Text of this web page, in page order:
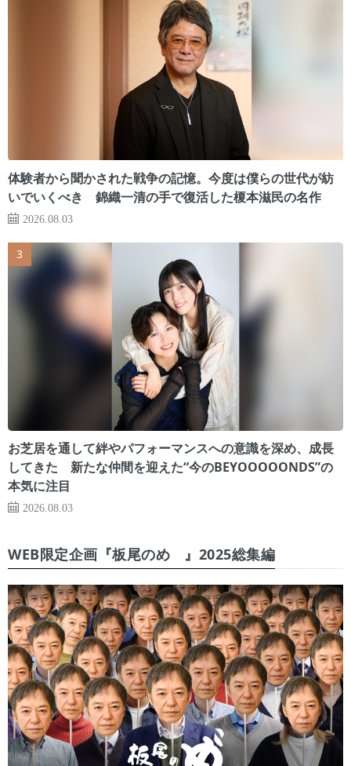
体験者から聞かされた戦争の記憶。今度は僕らの世代が紡
いでいくべき 錦織一清の手で復活した榎本滋民の名作
2026.08.03
お芝居を通して絆やパフォーマンスへの意識を深め、成長
してきた 新たな仲間を迎えた“今のBEYOOOOONDS”の
本気に注目
2026.08.03
WEB限定企画『板尾のめ゙』2025総集編